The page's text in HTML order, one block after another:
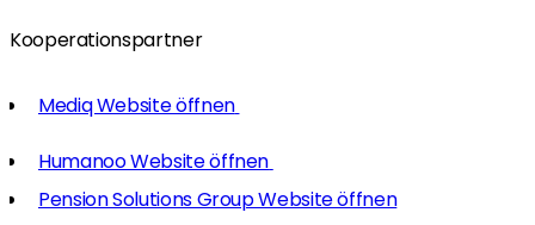
Kooperationspartner
Mediq Website öffnen
Humanoo Website öffnen
Pension Solutions Group Website öffnen